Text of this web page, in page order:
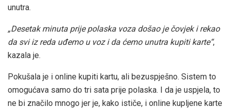
unutra.
„Desetak minuta prije polaska voza došao je čovjek i rekao
da svi iz reda uđemo u voz i da ćemo unutra kupiti karte“,
kazala je.
Pokušala je i online kupiti kartu, ali bezuspješno. Sistem to
omogućava samo do tri sata prije polaska. I da je uspjela, to
ne bi značilo mnogo jer je, kako ističe, i online kupljene karte